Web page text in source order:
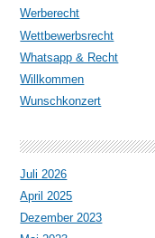
Werberecht
Wettbewerbsrecht
Whatsapp & Recht
Willkommen
Wunschkonzert
Juli 2026
April 2025
Dezember 2023